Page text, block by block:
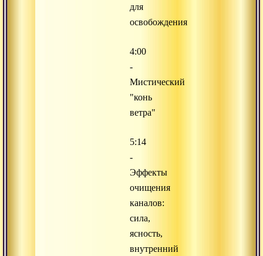
для
освобождения
4:00
-
Мистический
"конь
ветра"
5:14
-
Эффекты
очищения
каналов:
сила,
ясность,
внутренний